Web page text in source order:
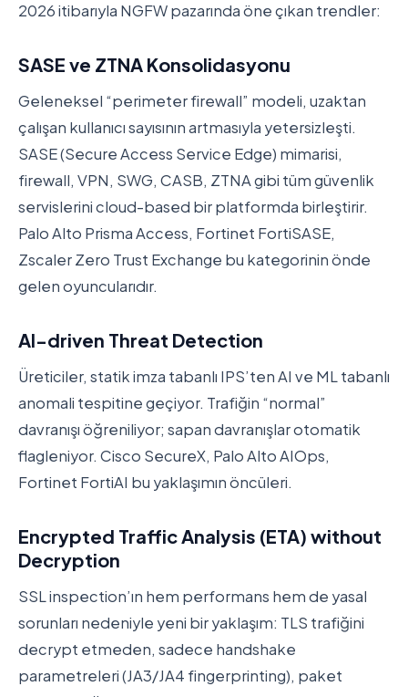
2026 itibarıyla NGFW pazarında öne çıkan trendler:
SASE ve ZTNA Konsolidasyonu
Geleneksel “perimeter firewall” modeli, uzaktan
çalışan kullanıcı sayısının artmasıyla yetersizleşti.
SASE (Secure Access Service Edge) mimarisi,
firewall, VPN, SWG, CASB, ZTNA gibi tüm güvenlik
servislerini cloud-based bir platformda birleştirir.
Palo Alto Prisma Access, Fortinet FortiSASE,
Zscaler Zero Trust Exchange bu kategorinin önde
gelen oyuncularıdır.
AI-driven Threat Detection
Üreticiler, statik imza tabanlı IPS’ten AI ve ML tabanlı
anomali tespitine geçiyor. Trafiğin “normal”
davranışı öğreniliyor; sapan davranışlar otomatik
flagleniyor. Cisco SecureX, Palo Alto AIOps,
Fortinet FortiAI bu yaklaşımın öncüleri.
Encrypted Traffic Analysis (ETA) without
Decryption
SSL inspection’ın hem performans hem de yasal
sorunları nedeniyle yeni bir yaklaşım: TLS trafiğini
decrypt etmeden, sadece handshake
parametreleri (JA3/JA4 fingerprinting), paket